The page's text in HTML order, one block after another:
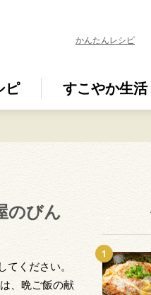
かんたんレシピ
ピ すこやか生活
のびん
ください。
、晩ご飯の献